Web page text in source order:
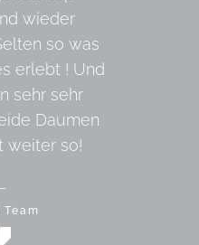
wieder
so was
erlebt ! Und
sehr sehr
Daumen
weiter so!
Team